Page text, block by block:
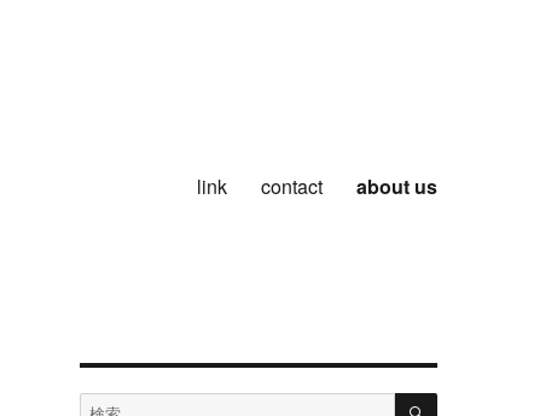
link contact about us
検
検